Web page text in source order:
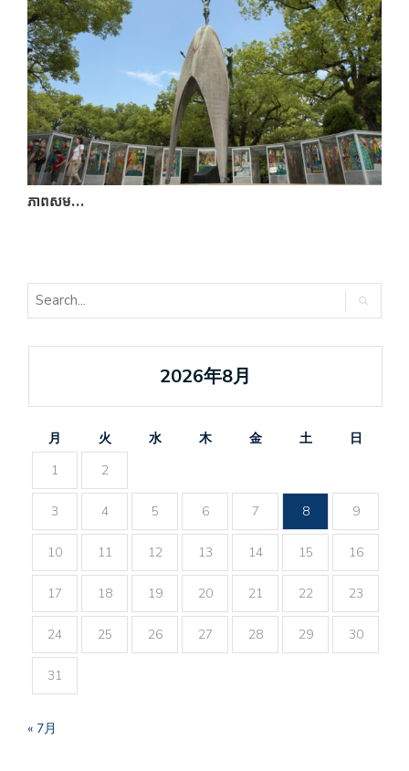
ភាពសម…
2026年8月
月 火 水 木 金 土
日
1
2
3 4 5 6 7 8 9
10 11 12 13 14 15 16
17 18 19 20 21 22 23
24 25 26 27 28 29 30
31
« 7月